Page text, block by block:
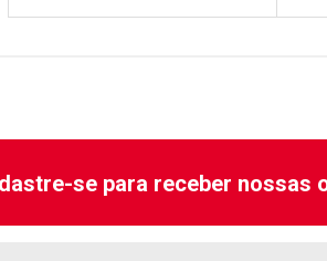
se para receber nossas